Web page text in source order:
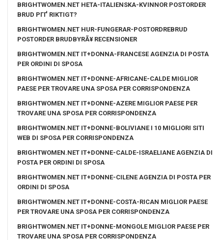
BRIGHTWOMEN.NET HETA-ITALIENSKA-KVINNOR POSTORDER
BRUD PГҐ RIKTIGT?
BRIGHTWOMEN.NET HUR-FUNGERAR-POSTORDREBRUD
POSTORDER BRUDBYRÃ¥ RECENSIONER
BRIGHTWOMEN.NET IT+DONNA-FRANCESE AGENZIA DI POSTA
PER ORDINI DI SPOSA
BRIGHTWOMEN.NET IT+DONNE-AFRICANE-CALDE MIGLIOR
PAESE PER TROVARE UNA SPOSA PER CORRISPONDENZA
BRIGHTWOMEN.NET IT+DONNE-AZERE MIGLIOR PAESE PER
TROVARE UNA SPOSA PER CORRISPONDENZA
BRIGHTWOMEN.NET IT+DONNE-BOLIVIANE I 10 MIGLIORI SITI
WEB DI SPOSA PER CORRISPONDENZA
BRIGHTWOMEN.NET IT+DONNE-CALDE-ISRAELIANE AGENZIA DI
POSTA PER ORDINI DI SPOSA
BRIGHTWOMEN.NET IT+DONNE-CILENE AGENZIA DI POSTA PER
ORDINI DI SPOSA
BRIGHTWOMEN.NET IT+DONNE-COSTA-RICAN MIGLIOR PAESE
PER TROVARE UNA SPOSA PER CORRISPONDENZA
BRIGHTWOMEN.NET IT+DONNE-MONGOLE MIGLIOR PAESE PER
TROVARE UNA SPOSA PER CORRISPONDENZA